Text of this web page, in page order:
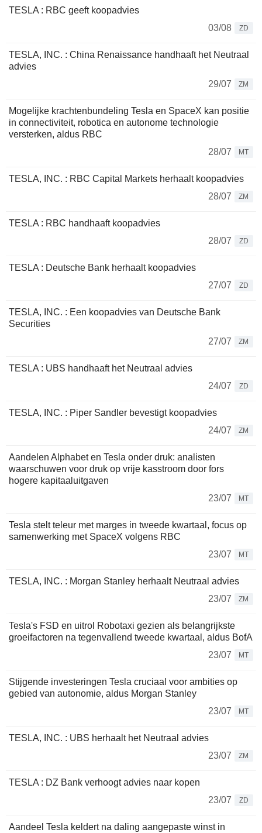
TESLA : RBC geeft koopadvies
03/08
ZD
TESLA, INC. : China Renaissance handhaaft het Neutraal
advies
29/07
ZM
Mogelijke krachtenbundeling Tesla en SpaceX kan positie
in connectiviteit, robotica en autonome technologie
versterken, aldus RBC
28/07
MT
TESLA, INC. : RBC Capital Markets herhaalt koopadvies
28/07
ZM
TESLA : RBC handhaaft koopadvies
28/07
ZD
TESLA : Deutsche Bank herhaalt koopadvies
27/07
ZD
TESLA, INC. : Een koopadvies van Deutsche Bank
Securities
27/07
ZM
TESLA : UBS handhaaft het Neutraal advies
24/07
ZD
TESLA, INC. : Piper Sandler bevestigt koopadvies
24/07
ZM
Aandelen Alphabet en Tesla onder druk: analisten
waarschuwen voor druk op vrije kasstroom door fors
hogere kapitaaluitgaven
23/07
MT
Tesla stelt teleur met marges in tweede kwartaal, focus op
samenwerking met SpaceX volgens RBC
23/07
MT
TESLA, INC. : Morgan Stanley herhaalt Neutraal advies
23/07
ZM
Tesla's FSD en uitrol Robotaxi gezien als belangrijkste
groeifactoren na tegenvallend tweede kwartaal, aldus BofA
23/07
MT
Stijgende investeringen Tesla cruciaal voor ambities op
gebied van autonomie, aldus Morgan Stanley
23/07
MT
TESLA, INC. : UBS herhaalt het Neutraal advies
23/07
ZM
TESLA : DZ Bank verhoogt advies naar kopen
23/07
ZD
Aandeel Tesla keldert na daling aangepaste winst in